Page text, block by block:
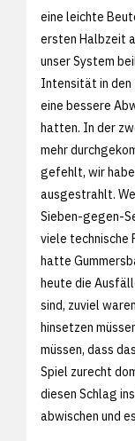
eine leichte
ersten Halbzeit
unser System
Intensität in den
eine bessere
hatten. In der
mehr
gefehlt, wir
ausgestrahlt.
Sieben-gegen-
viele technische
hatte
heute die
sind, zuviel
hinsetzen
müssen, dass
Spiel zurecht
diesen Schlag
abwischen und